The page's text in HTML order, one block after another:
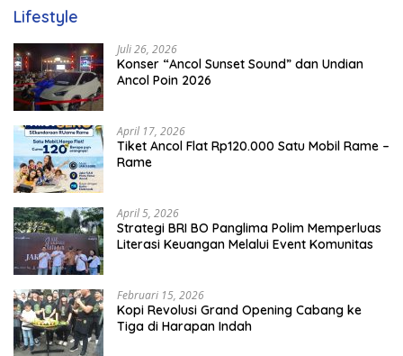
Lifestyle
Juli 26, 2026
Konser “Ancol Sunset Sound” dan Undian
Ancol Poin 2026
April 17, 2026
Tiket Ancol Flat Rp120.000 Satu Mobil Rame –
Rame
April 5, 2026
​Strategi BRI BO Panglima Polim Memperluas
Literasi Keuangan Melalui Event Komunitas
Februari 15, 2026
Kopi Revolusi Grand Opening Cabang ke
Tiga di Harapan Indah